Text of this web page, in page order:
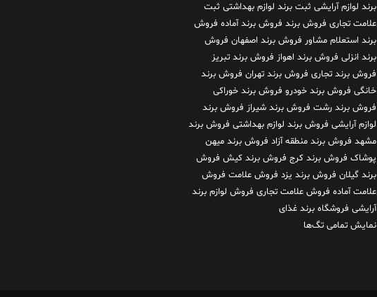
برند لوازم آرایشی ثبت برند لوازم بهداشتی ثبت
علامت تجاری فروش برند فروش برند آماده فروش
برند استعلام مشاور فروش برند اصفهان فروش
برند انزلی فروش برند اهواز فروش برند تبریز
فروش برند تجاری فروش برند تهران فروش برند
خانگی فروش برند خودرو فروش برند خوراکی
فروش برند رشت فروش برند شیراز فروش برند
لوازم آرایشی فروش برند لوازم بهداشتی فروش برند
مشهد فروش برند منطقه آزاد فروش برند میهن
پوشاک فروش برند کرج فروش برند کیش فروش
برند گیلان فروش برند یزد فروش علامت فروش
علامت آماده فروش علامت تجاری فروش لوازم برند
آرایشی فروشگاه برند غذای
نمایش تمامی تگ‌ها